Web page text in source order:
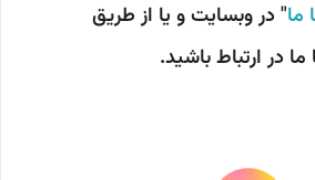
ما" در وبسایت و یا از طریق
در ارتباط باشید.